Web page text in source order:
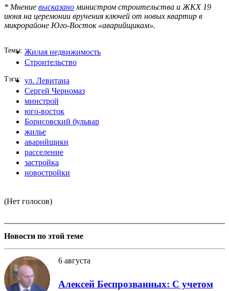
* Мнение высказано министром строительства и ЖКХ 19
июня на церемонии вручения ключей от новых квартир в
микрорайоне Юго-Восток «аварийщикам».
Темы Жилая недвижимость
Строительство
Тэги
ул. Левитана
Сергей Черномаз
минстрой
юго-восток
Борисовский бульвар
жилье
аварийщики
расселение
застройка
новостройки
(Нет голосов)
Новости по этой теме
6 августа
Алексей Беспрозванных: С учетом